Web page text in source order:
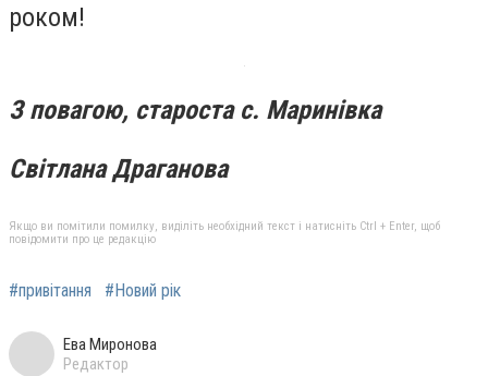
роком!
З повагою, староста с. Маринівка
Світлана Драганова
Якщо ви помітили помилку, виділіть необхідний текст і натисніть Ctrl + Enter, щоб
повідомити про це редакцію
#привітання #Новий рік
Ева Миронова
Редактор